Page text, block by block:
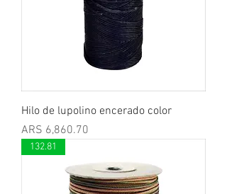
Hilo de lupolino encerado color
Price
ARS 6,860.70
132.81